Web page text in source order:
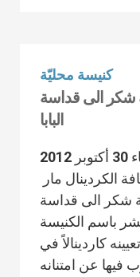
كنيسة محليّة
شكر الى قداسة
البابا
شكر الى قداسة
باسم الكنيسة
كاردينالاً في
فيها عن امتنانه